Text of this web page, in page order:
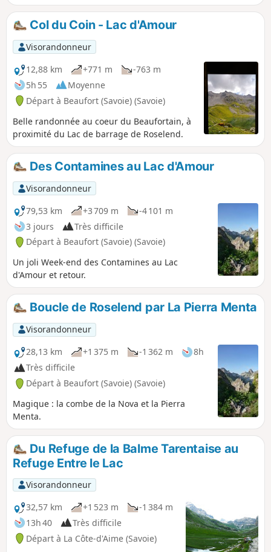
Col du Coin - Lac d'Amour
Visorandonneur
12,88 km
+771 m
-763 m
5h 55
Moyenne
Départ à Beaufort (Savoie) (Savoie)
Belle randonnée au coeur du Beaufortain, à
proximité du Lac de barrage de Roselend.
Des Contamines au Lac d'Amour
Visorandonneur
79,53 km
+3 709 m
-4 101 m
3 jours
Très difficile
Départ à Beaufort (Savoie) (Savoie)
Un joli Week-end des Contamines au Lac
d'Amour et retour.
Boucle de Roselend par La Pierra Menta
Visorandonneur
28,13 km
+1 375 m -1 362 m
8h
Très difficile
Départ à Beaufort (Savoie) (Savoie)
Magique : la combe de la Nova et la Pierra
Menta.
Du Refuge de la Balme Tarentaise au
Refuge Entre le Lac
Visorandonneur
32,57 km
+1 523 m
-1 384 m
13h 40
Très difficile
Départ à La Côte-d'Aime (Savoie)